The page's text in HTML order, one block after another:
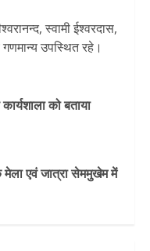
स्वामी ईश्वरदास,
उपस्थित रहे।
को बताया
मेला एवं जात्रा सेममुखेम में